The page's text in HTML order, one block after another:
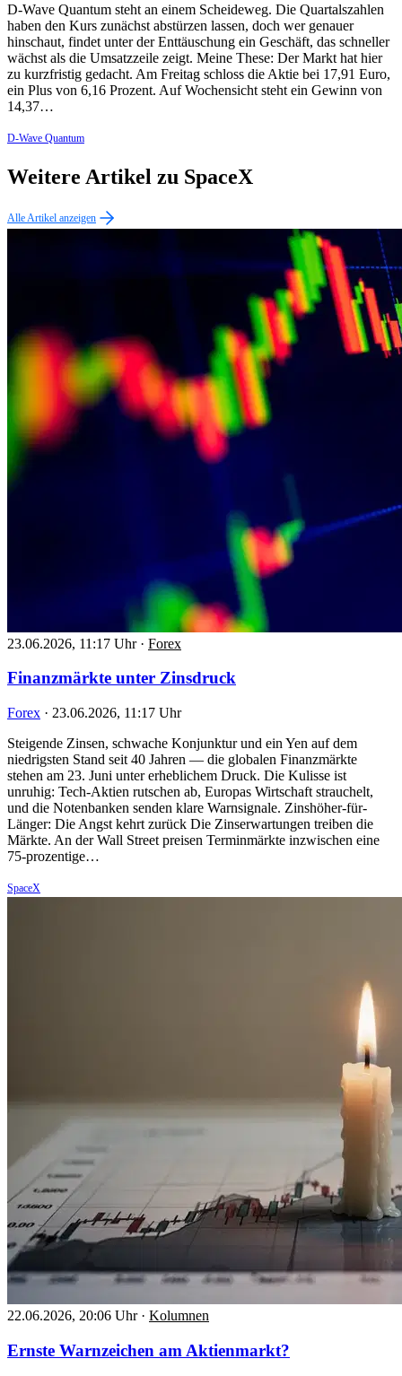
D-Wave Quantum steht an einem Scheideweg. Die Quartalszahlen
haben den Kurs zunächst abstürzen lassen, doch wer genauer
hinschaut, findet unter der Enttäuschung ein Geschäft, das schneller
wächst als die Umsatzzeile zeigt. Meine These: Der Markt hat hier
zu kurzfristig gedacht. Am Freitag schloss die Aktie bei 17,91 Euro,
ein Plus von 6,16 Prozent. Auf Wochensicht steht ein Gewinn von
14,37…
D-Wave Quantum
Weitere Artikel zu SpaceX
Alle Artikel anzeigen
23.06.2026, 11:17 Uhr · Forex
Finanzmärkte unter Zinsdruck
Forex · 23.06.2026, 11:17 Uhr
Steigende Zinsen, schwache Konjunktur und ein Yen auf dem
niedrigsten Stand seit 40 Jahren — die globalen Finanzmärkte
stehen am 23. Juni unter erheblichem Druck. Die Kulisse ist
unruhig: Tech-Aktien rutschen ab, Europas Wirtschaft strauchelt,
und die Notenbanken senden klare Warnsignale. Zinshöher-für-
Länger: Die Angst kehrt zurück Die Zinserwartungen treiben die
Märkte. An der Wall Street preisen Terminmärkte inzwischen eine
75-prozentige…
SpaceX
22.06.2026, 20:06 Uhr · Kolumnen
Ernste Warnzeichen am Aktienmarkt?